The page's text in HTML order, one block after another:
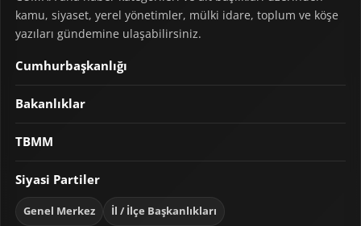
kamu, siyaset, yerel yönetimler, mülki idare, toplum ve köşe
yazıları gündemine ulaşabilirsiniz.
Cumhurbaşkanlığı
Bakanlıklar
TBMM
Siyasi Partiler
Genel Merkez İl / İlçe Başkanlıkları